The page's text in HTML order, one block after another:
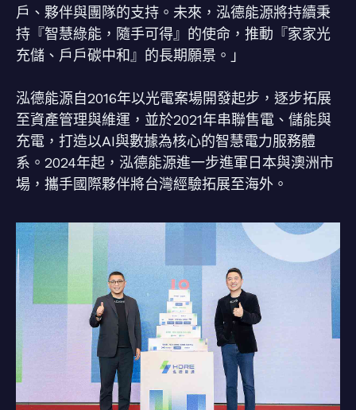
戶、夥伴與團隊的支持。未來，泓德能源將持續秉
持『智慧綠能，隨手可得』的使命，推動『家家光
充儲、戶戶碳中和』的長期願景。」
泓德能源自2016年以光電案場開發起步，逐步拓展
至資產管理與維運，並於2021年串聯售電、儲能與
充電，打造以AI與數據為核心的智慧電力服務體
系。2024年起，泓德能源進一步進軍日本與澳洲市
場，攜手國際夥伴將台灣經驗拓展至海外。